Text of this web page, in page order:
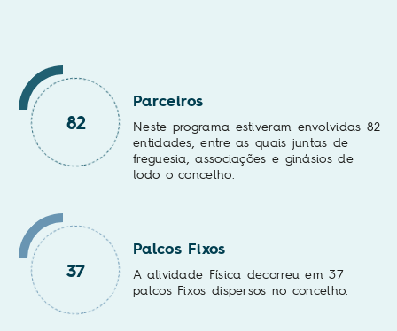
82
Parceiros
Neste programa estiveram envolvidas 82
entidades, entre as quais juntas de
freguesia, associações e ginásios de
todo o concelho.
37
Palcos Fixos
A atividade Física decorreu em 37
palcos Fixos dispersos no concelho.